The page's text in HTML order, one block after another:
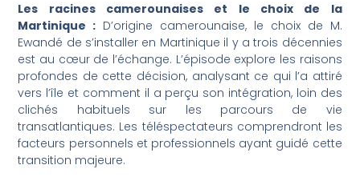
Les racines camerounaises et le choix de la
Martinique : D’origine camerounaise, le choix de M.
Ewandé de s’installer en Martinique il y a trois décennies
est au cœur de l’échange. L’épisode explore les raisons
profondes de cette décision, analysant ce qui l’a attiré
vers l’île et comment il a perçu son intégration, loin des
clichés habituels sur les parcours de vie
transatlantiques. Les téléspectateurs comprendront les
facteurs personnels et professionnels ayant guidé cette
transition majeure.